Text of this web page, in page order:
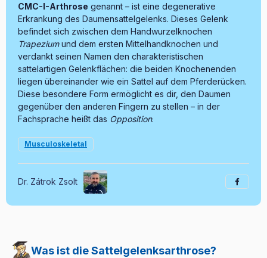
CMC-I-Arthrose genannt – ist eine degenerative
Erkrankung des Daumensattelgelenks. Dieses Gelenk
befindet sich zwischen dem Handwurzelknochen
Trapeziumund dem ersten Mittelhandknochen und
verdankt seinen Namen den charakteristischen
sattelartigen Gelenkflächen: die beiden Knochenenden
liegen übereinander wie ein Sattel auf dem Pferderücken.
Diese besondere Form ermöglicht es dir, den Daumen
gegenüber den anderen Fingern zu stellen – in der
Fachsprache heißt das Opposition.
Musculoskeletal
Dr. Zátrok Zsolt
Was ist die Sattelgelenksarthrose?